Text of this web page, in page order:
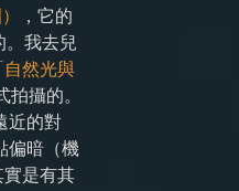
，它的
。我去兒
自然光與
攝的。
近的對
偏暗（機
是有其